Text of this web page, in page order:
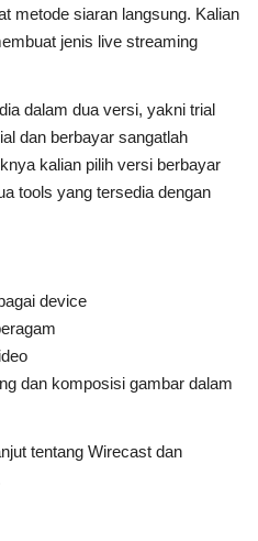
metode siaran langsung. Kalian
jenis live streaming
dalam dua versi, yakni trial
dan berbayar sangatlah
kalian pilih versi berbayar
tools yang tersedia dengan
device
dan komposisi gambar dalam
tentang Wirecast dan